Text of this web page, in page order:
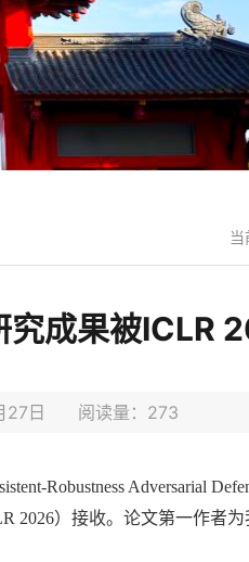
究成果被ICLR
27日 阅读量： 273
Robustness Adversarial
2026）接收。论文第一作者为